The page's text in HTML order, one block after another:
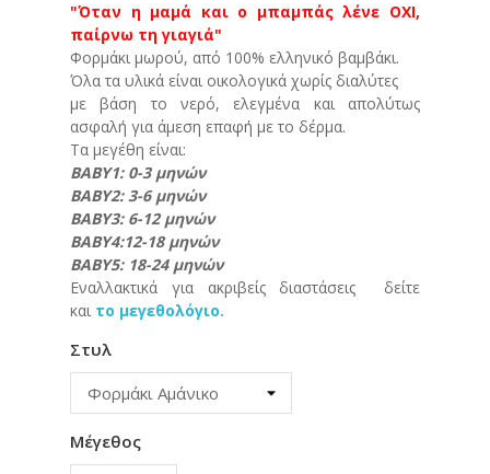
"Όταν η μαμά και ο μπαμπάς λένε ΟΧΙ,
παίρνω τη γιαγιά"
Φορμάκι μωρού, από 100% ελληνικό βαμβάκι.
Όλα τα υλικά είναι οικολογικά χωρίς διαλύτες
με βάση το νερό, ελεγμένα και απολύτως
ασφαλή για άμεση επαφή με το δέρμα.
Τα μεγέθη είναι:
ΒΑΒΥ1: 0-3 μηνών
ΒΑΒΥ2: 3-6 μηνών
ΒΑΒΥ3: 6-12 μηνών
ΒΑΒΥ4:12-18 μηνών
ΒΑΒΥ5: 18-24 μηνών
Εναλλακτικά για ακριβείς διαστάσεις δείτε
και το μεγεθολόγιο.
Στυλ
Μέγεθος